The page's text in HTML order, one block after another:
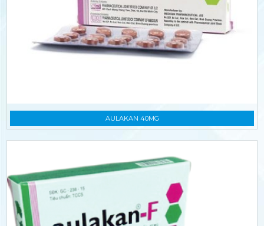
AULAKAN 40MG